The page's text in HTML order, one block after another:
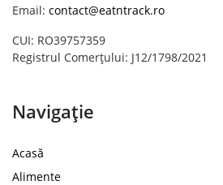
Email: contact@eatntrack.ro
CUI: RO39757359
Registrul Comerțului: J12/1798/2021
Navigație
Acasă
Alimente